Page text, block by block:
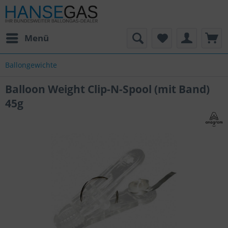
Menü
Ballongewichte
Balloon Weight Clip-N-Spool (mit Band)
45g